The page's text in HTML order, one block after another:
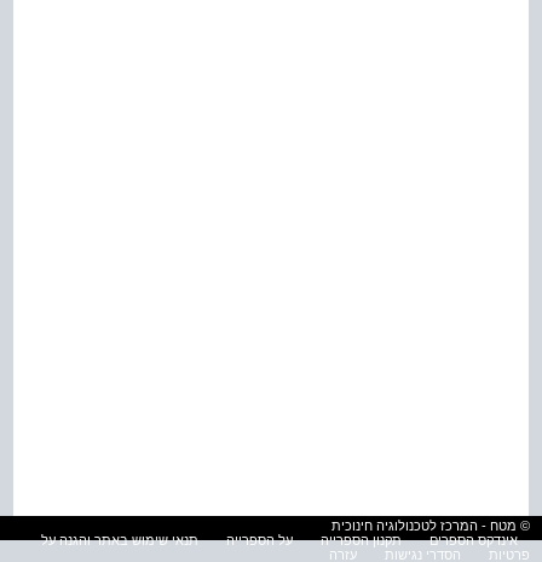
© מטח - המרכז לטכנולוגיה חינוכית
אינדקס הספרים
תקנון הספרייה על הספרייה
תנאי שימוש באתר והגנה על
פרטיות
הסדרי נגישות עזרה